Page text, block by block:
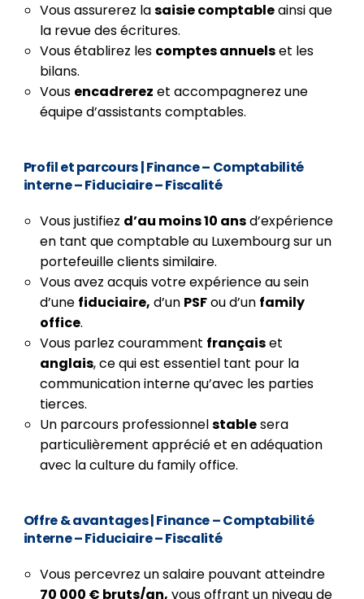
Vous assurerez lasaisie comptableainsi que
la revue des écritures.
Vous établirez les comptes annuelset les
bilans.
Vous encadrerez et accompagnerez une
équipe d’assistants comptables.
Profil et parcours| Finance – Comptabilité
interne – Fiduciaire – Fiscalité
Vous justifiez d’au moins 10 ansd’expérience
en tant que comptable au Luxembourg sur un
portefeuille clients similaire.
Vous avez acquis votre expérience au sein
d’une fiduciaire, d’un PSFou d’un family
office.
Vous parlez couramment françaiset
anglais, ce qui est essentiel tant pour la
communication interne qu’avec les parties
tierces.
Un parcours professionnelstablesera
particulièrement apprécié et en adéquation
avec la culture du family office.
Offre & avantages| Finance – Comptabilité
interne – Fiduciaire – Fiscalité
Vous percevrez un salaire pouvant atteindre
70 000 € bruts/an, vous offrant un niveau de